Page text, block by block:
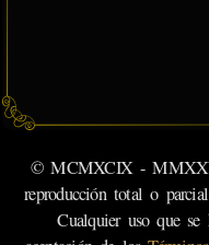
© MCMXCIX -
reproducción total o
Cualquier uso que